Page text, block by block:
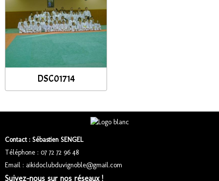
DSC01714
Contact : Sébastien SENGEL
Téléphone : 07 72 72 96 48
Email : aikidoclubduvignoble@gmail.com
Suivez-nous sur nos réseaux !